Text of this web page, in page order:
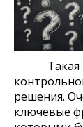
Такая
решения.
ключевые